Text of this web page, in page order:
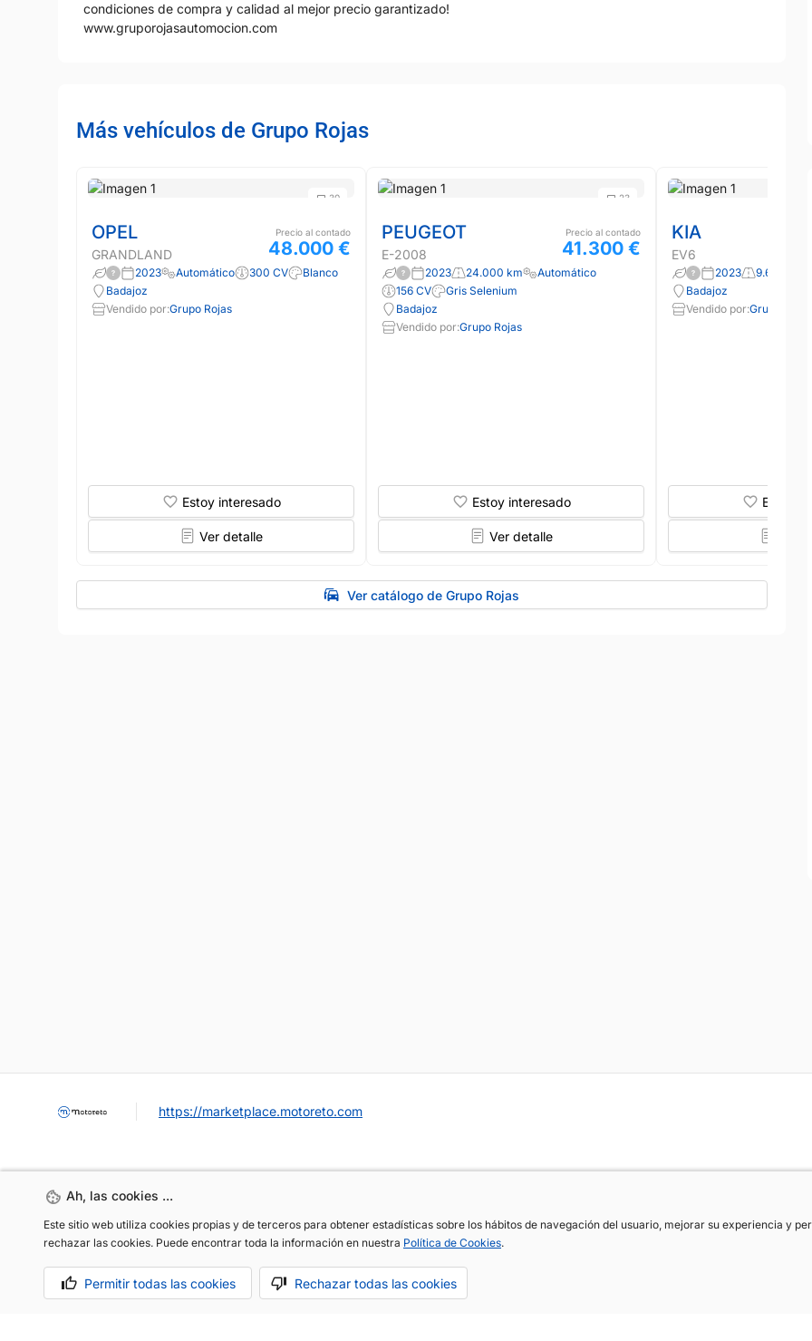
condiciones de compra y calidad al mejor precio garantizado!
www.gruporojasautomocion.com
Más vehículos de Grupo Rojas
30
OPEL
GRANDLAND
Precio al contado
48.000 €
2023 Automático 300 CV
Blanco
Badajoz
Vendido por:Grupo Rojas
Estoy interesado
Ver detalle
23
PEUGEOT
E-2008
Precio al contado
41.300 €
2023 24.000 km
Automático
156 CV
Gris Selenium
Badajoz
Vendido por:Grupo Rojas
Estoy interesado
Ver detalle
KIA
EV6
2023 9.624 km
Badajoz
Vendido por:Grupo Rojas
Estoy
Ver
Ver catálogo de Grupo Rojas
Ah, las cookies ...
Este sitio web utiliza cookies propias y de terceros para obtener estadísticas sobre los hábitos de navegación del usuario, mejorar su experiencia y
rechazar las cookies. Puede encontrar toda la información en nuestra Política de Cookies.
Permitir todas las cookies Rechazar todas las cookies
Ah, las cookies ...
Este sitio web utiliza cookies propias y de terceros para obtener estadísticas sobre los hábitos de navegación del usuario, mejorar su experiencia y
rechazar las cookies. Puede encontrar toda la información en nuestra Política de Cookies.
Permitir todas las cookies Rechazar todas las cookies
https://marketplace.motoreto.com
OCASIÓN / KM0 VENDER MI COCHE CONTACTO